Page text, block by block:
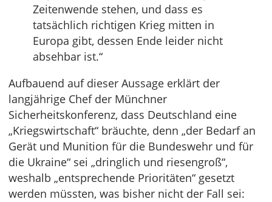
Zeitenwende stehen, und dass es
tatsächlich richtigen Krieg mitten in
Europa gibt, dessen Ende leider nicht
absehbar ist.“
Aufbauend auf dieser Aussage erklärt der
langjährige Chef der Münchner
Sicherheitskonferenz, dass Deutschland eine
„Kriegswirtschaft“ bräuchte, denn „der Bedarf an
Gerät und Munition für die Bundeswehr und für
die Ukraine“ sei „dringlich und riesengroß“,
weshalb „entsprechende Prioritäten“ gesetzt
werden müssten, was bisher nicht der Fall sei: